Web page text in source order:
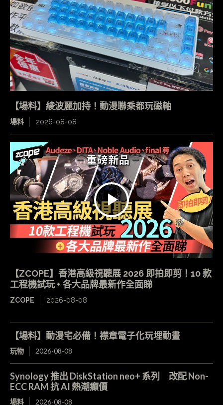
【場料】綾波麗加持！動漫聯乘都玩磁軸
場料 2026-08-08
【ZCOPE】香港高級視聽展 2026 即拍即剪！10 款
工程機試玩 + 各大品牌最新作全面睇
ZCOPE 2026-08-08
【場料】動漫宅必備！襟章電子化玩埋動畫
玩物 2026-08-08
Synology 推出 DiskStation neo+ 系列 改配 Non-
ECC RAM 抗 AI 熱潮癲價
場料 2026-08-08